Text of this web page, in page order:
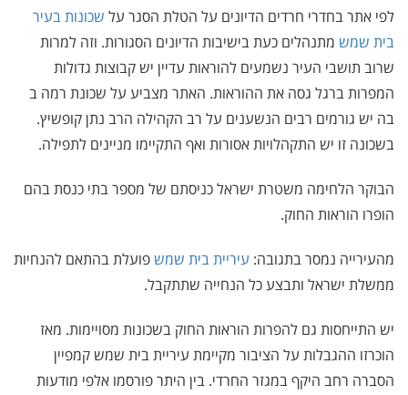
לפי אתר בחדרי חרדים הדיונים על הטלת הסגר על שכונות בעיר
בית שמש מתנהלים כעת בישיבות הדיונים הסגורות. וזה למרות
שרוב תושבי העיר נשמעים להוראות עדיין יש קבוצות גדולות
המפרות ברגל גסה את ההוראות. האתר מצביע על שכונת רמה ב
בה יש גורמים רבים הנשענים על רב הקהילה הרב נתן קופשיץ.
בשכונה זו יש התקהלויות אסורות ואף התקיימו מניינים לתפילה.
הבוקר הלחימה משטרת ישראל כניסתם של מספר בתי כנסת בהם
הופרו הוראות החוק.
מהעירייה נמסר בתגובה: עיריית בית שמשפועלת בהתאם להנחיות
ממשלת ישראל ותבצע כל הנחייה שתתקבל.
יש התייחסות גם להפרות הוראות החוק בשכונות מסויימות. מאז
הוכרזו ההגבלות על הציבור מקיימת עיריית בית שמש קמפיין
הסברה רחב היקף במגזר החרדי. בין היתר פורסמו אלפי מודעות